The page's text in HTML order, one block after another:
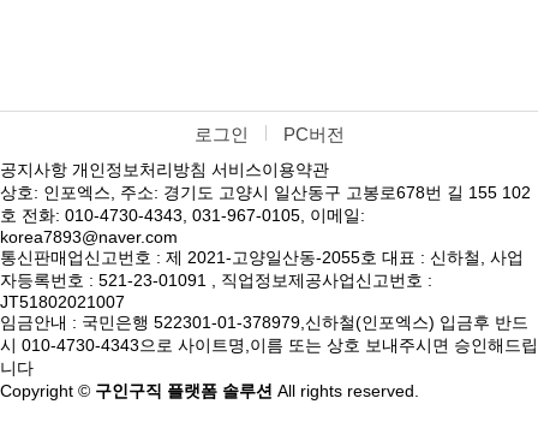
로그인 PC버전
공지사항 개인정보처리방침 서비스이용약관
상호: 인포엑스, 주소: 경기도 고양시 일산동구 고봉로678번 길 155 102
호 전화: 010-4730-4343, 031-967-0105, 이메일:
korea7893@naver.com
통신판매업신고번호 : 제 2021-고양일산동-2055호 대표 : 신하철, 사업
자등록번호 : 521-23-01091 , 직업정보제공사업신고번호 :
JT51802021007
임금안내 : 국민은행 522301-01-378979,신하철(인포엑스) 입금후 반드
시 010-4730-4343으로 사이트명,이름 또는 상호 보내주시면 승인해드립
니다
Copyright © 구인구직 플랫폼 솔루션 All rights reserved.